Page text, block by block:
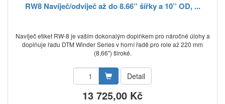
RW8 Navíječ/odvíječ až do 8.66’’ šířky a 10’’ OD, ...
Navíječ etiket RW-8 je vaším dokonalým doplňkem pro náročné úlohy a
doplňuje řadu DTM Winder Series v horní řadě pro role až 220 mm
(8,66") široké.
Detail
13 725,00 Kč